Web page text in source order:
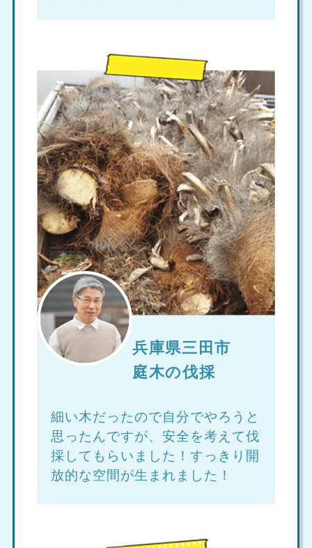
兵庫県三田市
庭木の伐採
細い木だったので自分でやろうと
思ったんですが、安全を考えて伐
採してもらいました！すっきり開
放的な空間が生まれました！